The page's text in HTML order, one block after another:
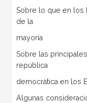
Sobre lo que en los
de la
mayoría
Sobre las
república
democrática en los
Algunas